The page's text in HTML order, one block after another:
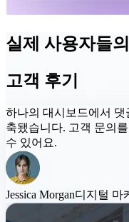
실제 사용자들
고객 후기
하나의 대시보드에서 댓
축됐습니다. 고객 문의
수 있어요.
Jessica Morgan디지털 마